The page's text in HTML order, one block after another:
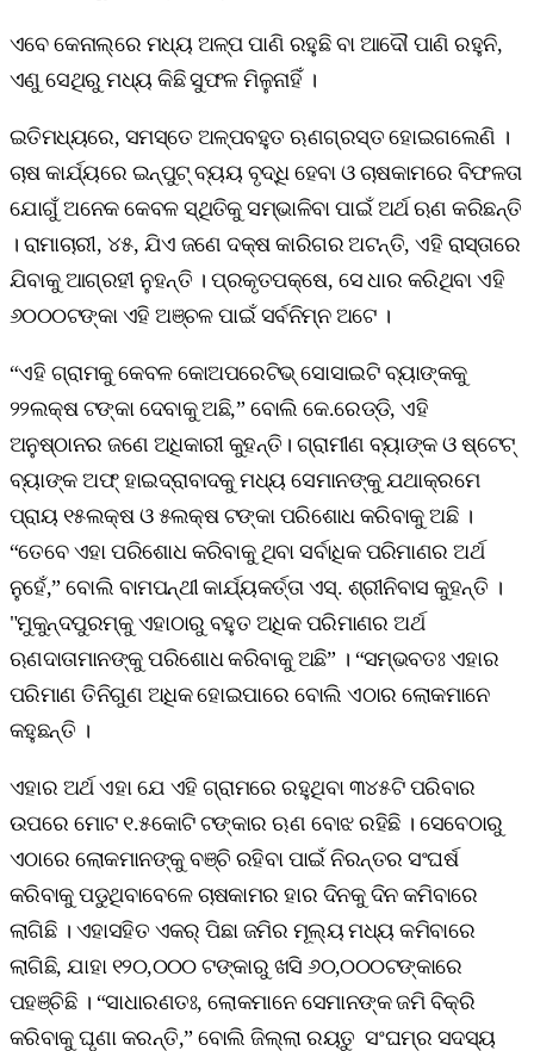
ଏବେ କେନାଲ୍‌ରେ ମଧ୍ୟ ଅଳ୍ପ ପାଣି ରହୁଛି ବା ଆଦୌ ପାଣି ରହୁନି,
ଏଣୁ ସେଥିରୁ ମଧ୍ୟ କିଛି ସୁଫଳ ମିଳୁନାହିଁ ।
ଇତିମଧ୍ୟରେ, ସମସ୍ତେ ଅଳ୍ପବହୁତ ଋଣଗ୍ରସ୍ତ ହୋଇଗଲେଣି ।
ଚାଷ କାର୍ଯ୍ୟରେ ଇନ୍‌ପୁଟ୍‌ ବ୍ୟୟ ବୃଦ୍ଧି ହେବା ଓ ଚାଷକାମରେ ବିଫଳତା
ଯୋଗୁଁ ଅନେକ କେବଳ ସ୍ଥିତିକୁ ସମ୍ଭାଳିବା ପାଇଁ ଅର୍ଥ ଋଣ କରିଛନ୍ତି
। ରାମାଚାରୀ, ୪୫, ଯିଏ ଜଣେ ଦକ୍ଷ କାରିଗର ଅଟନ୍ତି, ଏହି ରାସ୍ତାରେ
ଯିବାକୁ ଆଗ୍ରହୀ ନୁହନ୍ତି । ପ୍ରକୃତପକ୍ଷେ, ସେ ଧାର କରିଥିବା ଏହି
୬୦୦୦ଟଙ୍କା ଏହି ଅଞ୍ଚଳ ପାଇଁ ସର୍ବନିମ୍ନ ଅଟେ ।
“ଏହି ଗ୍ରାମକୁ କେବଳ କୋଅପରେଟିଭ୍‌ ସୋସାଇଟି ବ୍ୟାଙ୍କକୁ
୨୨ଲକ୍ଷ ଟଙ୍କା ଦେବାକୁ ଅଛି,” ବୋଲି କେ.ରେଡ୍ଡି, ଏହି
ଅନୁଷ୍ଠାନର ଜଣେ ଅଧିକାରୀ କୁହନ୍ତି। ଗ୍ରାମୀଣ ବ୍ୟାଙ୍କ ଓ ଷ୍ଟେଟ୍‌
ବ୍ୟାଙ୍କ ଅଫ୍‌ ହାଇଦ୍ରାବାଦକୁ ମଧ୍ୟ ସେମାନଙ୍କୁ ଯଥାକ୍ରମେ
ପ୍ରାୟ ୧୫ଲକ୍ଷ ଓ ୫ଲକ୍ଷ ଟଙ୍କା ପରିଶୋଧ କରିବାକୁ ଅଛି ।
“ତେବେ ଏହା ପରିଶୋଧ କରିବାକୁ ଥିବା ସର୍ବାଧିକ ପରିମାଣର ଅର୍ଥ
ନୁହେଁ,” ବୋଲି ବାମପନ୍ଥୀ କାର୍ଯ୍ୟକର୍ତ୍ତା ଏସ୍‌. ଶ୍ରୀନିବାସ କୁହନ୍ତି ।
"ମୁକୁନ୍ଦପୁରମ୍‌କୁ ଏହାଠାରୁ ବହୁତ ଅଧିକ ପରିମାଣର ଅର୍ଥ
ଋଣଦାତାମାନଙ୍କୁ ପରିଶୋଧ କରିବାକୁ ଅଛି” । “ସମ୍ଭବତଃ ଏହାର
ପରିମାଣ ତିନିଗୁଣ ଅଧିକ ହୋଇପାରେ ବୋଲି ଏଠାର ଲୋକମାନେ
କହୁଛନ୍ତି ।
ଏହାର ଅର୍ଥ ଏହା ଯେ ଏହି ଗ୍ରାମରେ ରହୁଥିବା ୩୪୫ଟି ପରିବାର
ଉପରେ ମୋଟ ୧.୫କୋଟି ଟଙ୍କାର ଋଣ ବୋଝ ରହିଛି । ସେବେଠାରୁ
ଏଠାରେ ଲୋକମାନଙ୍କୁ ବଞ୍ଚି ରହିବା ପାଇଁ ନିରନ୍ତର ସଂଘର୍ଷ
କରିବାକୁ ପଡୁଥିବାବେଳେ ଚାଷକାମର ହାର ଦିନକୁ ଦିନ କମିବାରେ
ଲାଗିଛି । ଏହାସହିତ ଏକର୍‌ ପିଛା ଜମିର ମୂଲ୍ୟ ମଧ୍ୟ କମିବାରେ
ଲାଗିଛି, ଯାହା ୧୨୦,୦୦୦ ଟଙ୍କାରୁ ଖସି ୬୦,୦୦୦ଟଙ୍କାରେ
ପହଞ୍ଚିଛି । “ସାଧାରଣତଃ, ଲୋକମାନେ ସେମାନଙ୍କ ଜମି ବିକ୍ରି
କରିବାକୁ ଘୃଣା କରନ୍ତି,” ବୋଲି ଜିଲ୍ଲା ରୟତୁ ସଂଘମ୍‌ର ସଦସ୍ୟ